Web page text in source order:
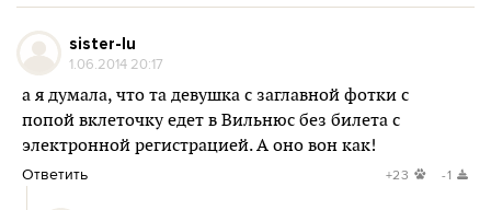
sister-lu
1.06.2014 20:17
а я думала, что та девушка с заглавной фотки с
попой вклеточку едет в Вильнюс без билета с
электронной регистрацией. А оно вон как!
Ответить +23 -1